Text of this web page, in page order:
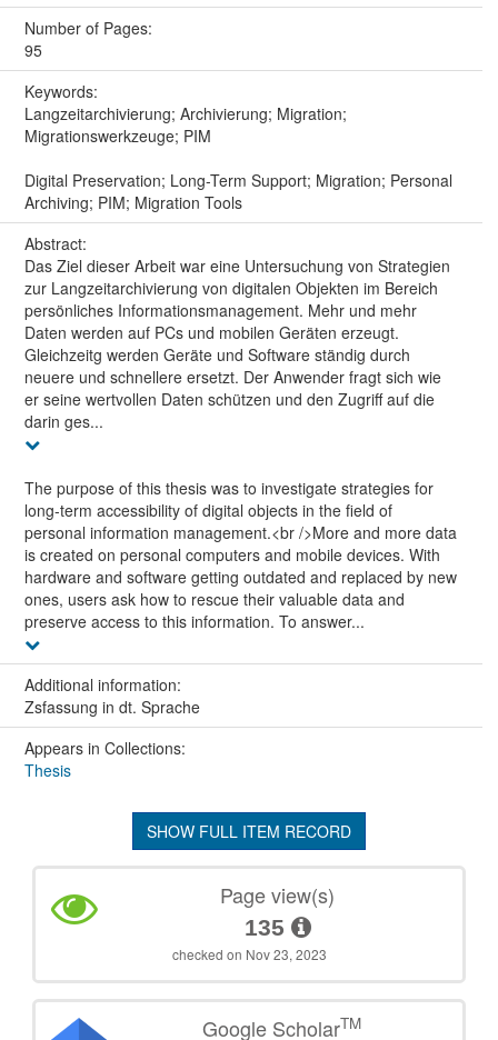
Number of Pages:
95
Keywords:
Langzeitarchivierung; Archivierung; Migration;
Migrationswerkzeuge; PIM
Digital Preservation; Long-Term Support; Migration; Personal
Archiving; PIM; Migration Tools
Abstract:
Das Ziel dieser Arbeit war eine Untersuchung von Strategien
zur Langzeitarchivierung von digitalen Objekten im Bereich
persönliches Informationsmanagement. Mehr und mehr
Daten werden auf PCs und mobilen Geräten erzeugt.
Gleichzeitg werden Geräte und Software ständig durch
neuere und schnellere ersetzt. Der Anwender fragt sich wie
er seine wertvollen Daten schützen und den Zugriff auf die
darin ges...
The purpose of this thesis was to investigate strategies for
long-term accessibility of digital objects in the field of
personal information management.<br />More and more data
is created on personal computers and mobile devices. With
hardware and software getting outdated and replaced by new
ones, users ask how to rescue their valuable data and
preserve access to this information. To answer...
Additional information:
Zsfassung in dt. Sprache
Appears in Collections:
Thesis
SHOW FULL ITEM RECORD
Page view(s)
135
checked on Nov 23, 2023
Google ScholarTM